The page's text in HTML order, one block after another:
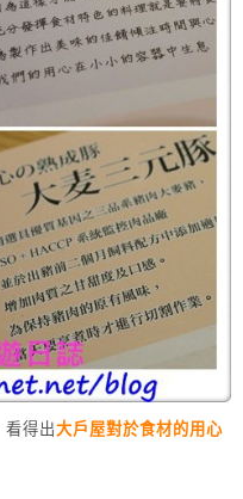
看得出大戶屋對於食材的用心